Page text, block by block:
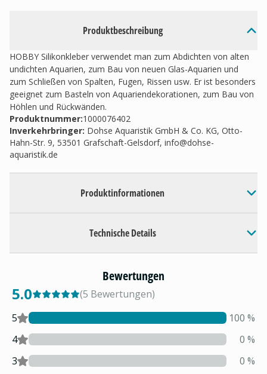
Produktbeschreibung
HOBBY Silikonkleber verwendet man zum Abdichten von alten
undichten Aquarien, zum Bau von neuen Glas-Aquarien und
zum Schließen von Spalten, Fugen, Rissen usw. Er ist besonders
geeignet zum Basteln von Aquariendekorationen, zum Bau von
Höhlen und Rückwänden.
Produktnummer:1000076402
Inverkehrbringer: Dohse Aquaristik GmbH & Co. KG, Otto-
Hahn-Str. 9, 53501 Grafschaft-Gelsdorf, info@dohse-
aquaristik.de
Produktinformationen
Technische Details
Bewertungen
5.0 (5 Bewertungen)
5
100 %
4
0 %
3
0 %